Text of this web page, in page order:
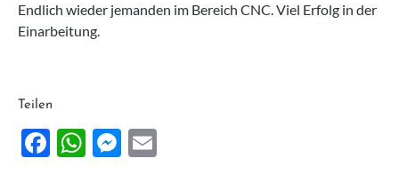
Endlich wieder jemanden im Bereich CNC. Viel Erfolg in der
Einarbeitung.
Teilen
Facebook
WhatsApp
Messenger